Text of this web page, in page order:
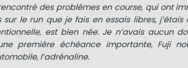
des problèmes en course, qui ont
le run que je fais en essais libres, j’étais
est bien née. Je n’avais aucun
première échéance importante, Fuji
l’adrénaline.